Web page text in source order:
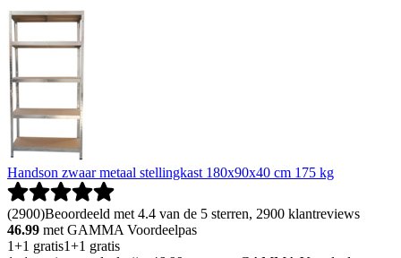
Handson zwaar metaal stellingkast 180x90x40 cm 175 kg
(2900)Beoordeeld met 4.4 van de 5 sterren, 2900 klantreviews
46.99 met GAMMA Voordeelpas
1+1 gratis1+1 gratis